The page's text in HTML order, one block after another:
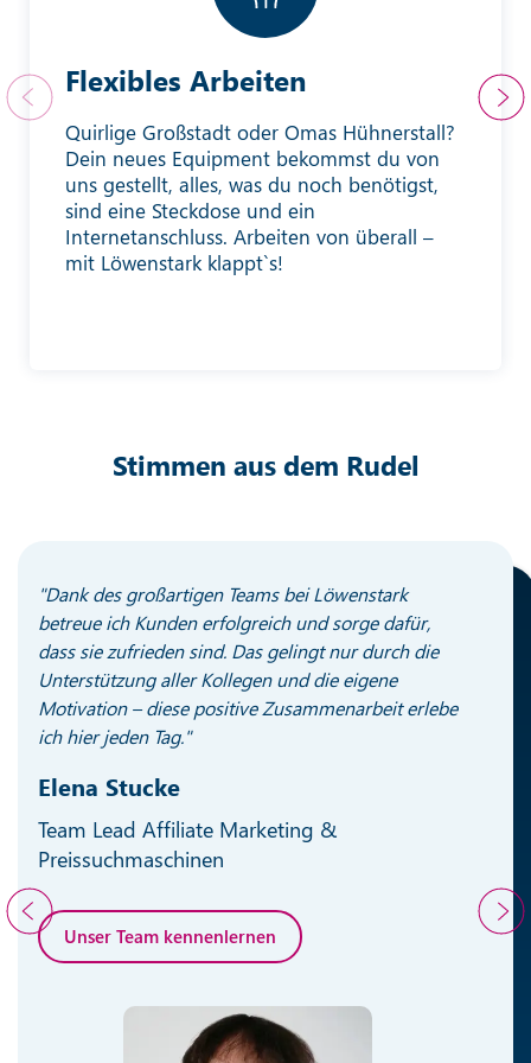
Flexibles Arbeiten
Quirlige Großstadt oder Omas Hühnerstall?
Dein neues Equipment bekommst du von
uns gestellt, alles, was du noch benötigst,
sind eine Steckdose und ein
Internetanschluss. Arbeiten von überall –
mit Löwenstark klappt`s!
Stimmen aus dem Rudel
"Dank des großartigen Teams bei Löwenstark
betreue ich Kunden erfolgreich und sorge dafür,
dass sie zufrieden sind. Das gelingt nur durch die
Unterstützung aller Kollegen und die eigene
Motivation – diese positive Zusammenarbeit erlebe
ich hier jeden Tag."
Elena Stucke
Team Lead Affiliate Marketing &
Preissuchmaschinen
Unser Team kennenlernen